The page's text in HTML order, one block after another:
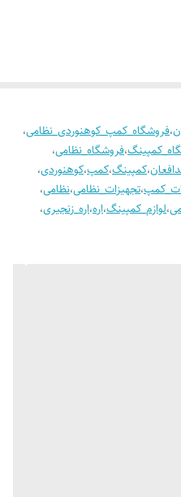
،فروشگاه_کمپ_کوهنوردی_نظامی،
،فروشگاه_نظامی،
،کمپینگ،کمپ،کوهنوردی،
،تجهیزات_نظامی،نظامی،
،لوازم_کمپینگ،اره،اره_زنجیری،